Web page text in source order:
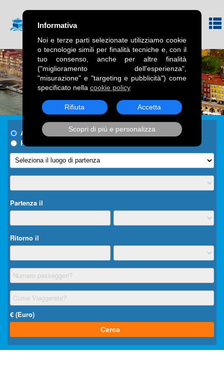
Informativa
Noi e terze parti selezionate utilizziamo cookie
o tecnologie simili per finalità tecniche e, con il
tuo consenso, anche per altre finalità
("miglioramento dell'esperienza",
"misurazione" e "targeting e pubblicità") come
specificato nella cookie policy
Rifiuta Accetta
Scopri di più e personalizza